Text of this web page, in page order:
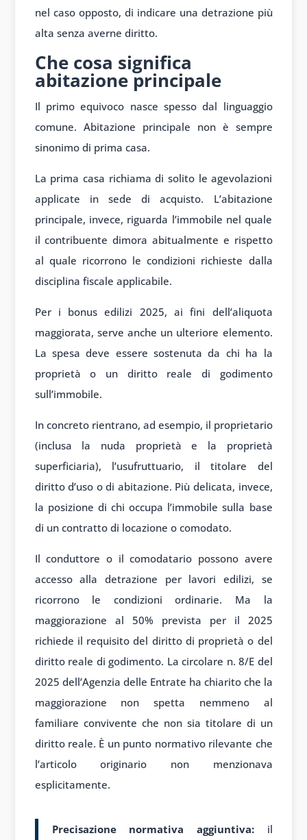
nel caso opposto, di indicare una detrazione più
alta senza averne diritto.
Che cosa significa
abitazione principale
Il primo equivoco nasce spesso dal linguaggio
comune. Abitazione principale non è sempre
sinonimo di prima casa.
La prima casa richiama di solito le agevolazioni
applicate in sede di acquisto. L’abitazione
principale, invece, riguarda l’immobile nel quale
il contribuente dimora abitualmente e rispetto
al quale ricorrono le condizioni richieste dalla
disciplina fiscale applicabile.
Per i bonus edilizi 2025, ai fini dell’aliquota
maggiorata, serve anche un ulteriore elemento.
La spesa deve essere sostenuta da chi ha la
proprietà o un diritto reale di godimento
sull’immobile.
In concreto rientrano, ad esempio, il proprietario
(inclusa la nuda proprietà e la proprietà
superficiaria), l’usufruttuario, il titolare del
diritto d’uso o di abitazione. Più delicata, invece,
la posizione di chi occupa l’immobile sulla base
di un contratto di locazione o comodato.
Il conduttore o il comodatario possono avere
accesso alla detrazione per lavori edilizi, se
ricorrono le condizioni ordinarie. Ma la
maggiorazione al 50% prevista per il 2025
richiede il requisito del diritto di proprietà o del
diritto reale di godimento. La circolare n. 8/E del
2025 dell’Agenzia delle Entrate ha chiarito che la
maggiorazione non spetta nemmeno al
familiare convivente che non sia titolare di un
diritto reale. È un punto normativo rilevante che
l’articolo originario non menzionava
esplicitamente.
Precisazione normativa aggiuntiva:il